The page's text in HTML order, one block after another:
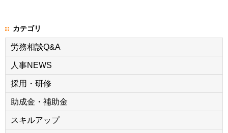
カテゴリ
労務相談Q&A
人事NEWS
採用・研修
助成金・補助金
スキルアップ